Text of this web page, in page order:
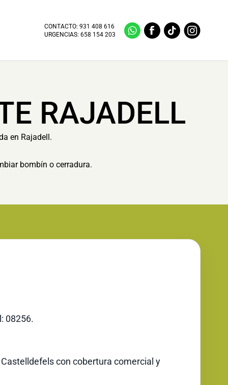
CONTACTO:931 408 616
URGENCIAS:658 154 203
RAJADELL
en Rajadell.
bombín o cerradura.
08256.
con cobertura comercial y